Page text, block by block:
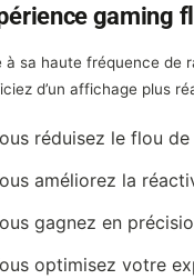
gaming
à sa haute fréquence de
d’un affichage plus
réduisez le flou
améliorez la
gagnez en
optimisez votre